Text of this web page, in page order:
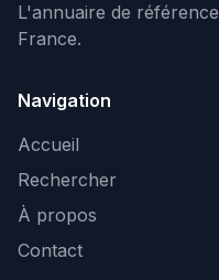
L'annuaire de
France.
Navigation
Accueil
Rechercher
À propos
Contact